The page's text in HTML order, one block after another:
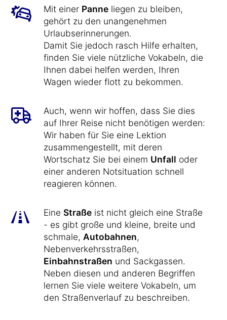
Mit einer Panne liegen zu bleiben,
gehört zu den unangenehmen
Urlaubserinnerungen.
Damit Sie jedoch rasch Hilfe erhalten,
finden Sie viele nützliche Vokabeln, die
Ihnen dabei helfen werden, Ihren
Wagen wieder flott zu bekommen.
Auch, wenn wir hoffen, dass Sie dies
auf Ihrer Reise nicht benötigen werden:
Wir haben für Sie eine Lektion
zusammengestellt, mit deren
Wortschatz Sie bei einem Unfall oder
einer anderen Notsituation schnell
reagieren können.
Eine Straße ist nicht gleich eine Straße
- es gibt große und kleine, breite und
schmale, Autobahnen,
Nebenverkehrsstraßen,
Einbahnstraßen und Sackgassen.
Neben diesen und anderen Begriffen
lernen Sie viele weitere Vokabeln, um
den Straßenverlauf zu beschreiben.